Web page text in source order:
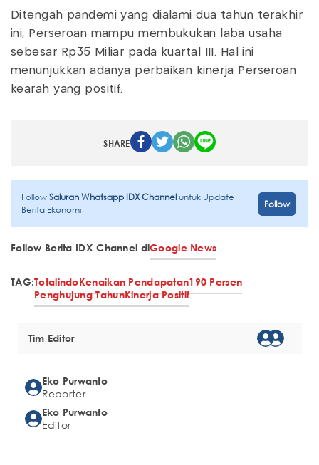
Ditengah pandemi yang dialami dua tahun terakhir
ini, Perseroan mampu membukukan laba usaha
sebesar Rp35 Miliar pada kuartal III. Hal ini
menunjukkan adanya perbaikan kinerja Perseroan
kearah yang positif.
SHARE
FollowSaluran Whatsapp IDX Channeluntuk Update
Berita Ekonomi
Follow
Follow Berita IDX Channel diGoogle News
TAG:TotalindoKenaikan Pendapatan190 Persen
Penghujung TahunKinerja Positif
Tim Editor
Eko Purwanto
Reporter
Eko Purwanto
Editor